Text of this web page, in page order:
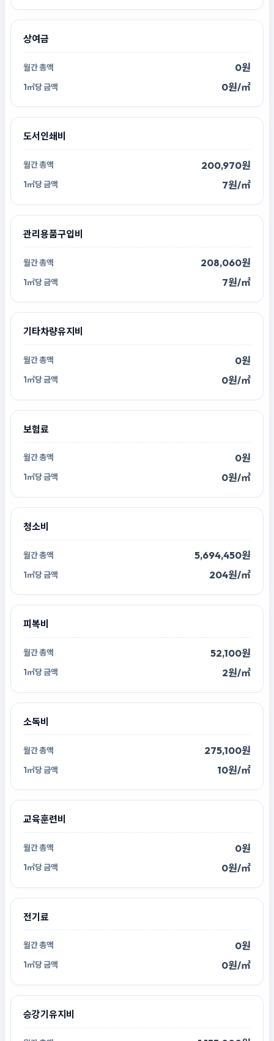
상여금
0원
0원/㎡
도서인쇄비
200,970원
7원/㎡
관리용품구입비
208,060원
7원/㎡
기타차량유지비
0원
0원/㎡
보험료
0원
0원/㎡
청소비
5,694,450원
204원/㎡
피복비
52,100원
2원/㎡
소독비
275,100원
10원/㎡
교육훈련비
0원
0원/㎡
전기료
0원
0원/㎡
승강기유지비